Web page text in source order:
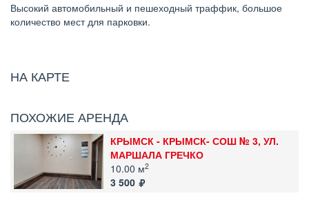
Высокий автомобильный и пешеходный траффик, большое
количество мест для парковки.
НА КАРТЕ
ПОХОЖИЕ АРЕНДА
КРЫМСК - КРЫМСК- СОШ № 3, УЛ.
МАРШАЛА ГРЕЧКО
10.00 м2
3 500